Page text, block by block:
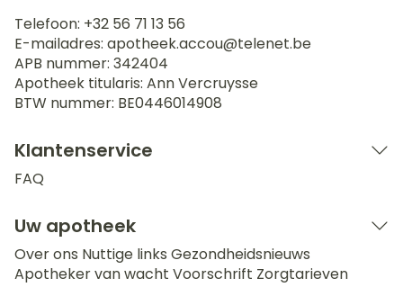
Telefoon: +32 56 71 13 56
E-mailadres: apotheek.accou@telenet.be
APB nummer: 342404
Apotheek titularis: Ann Vercruysse
BTW nummer: BE0446014908
Klantenservice
FAQ
Uw apotheek
Over ons Nuttige links Gezondheidsnieuws
Apotheker van wacht Voorschrift Zorgtarieven